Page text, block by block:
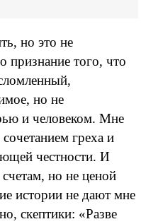
но это не
признание того, что
но не
и человеком. Мне
греха и
честности. И
но не ценой
истории не дают мне
скептики: «Разве